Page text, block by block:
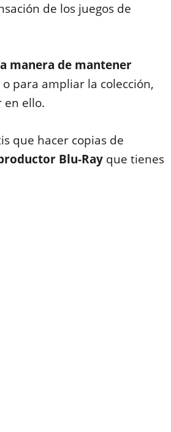
de los juegos de
manera de mantener
para ampliar la colección,
en ello.
que hacer copias de
Blu-Rayque tienes